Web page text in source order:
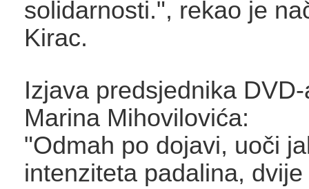
solidarnosti.", rekao je
Kirac.
Izjava predsjednika
Marina Mihovilovića:
"Odmah po dojavi, uoči
intenziteta padalina,